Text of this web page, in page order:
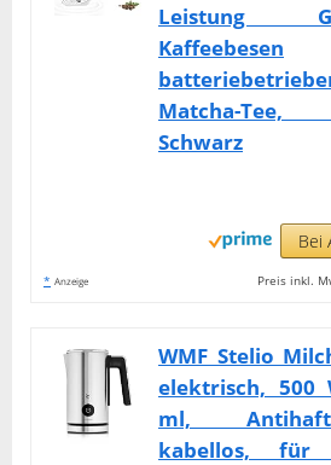
Leistung
Kaffeebesen
Matcha-Tee,
Schwarz
Bei
* Anzeige Preis inkl.
WMF Stelio
elektrisch, 500
ml,
kabellos, für